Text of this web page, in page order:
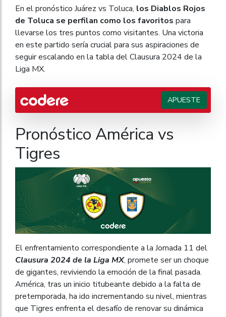
En el pronóstico Juárez vs Toluca, los Diablos Rojos
de Toluca se perfilan como los favoritos para
llevarse los tres puntos como visitantes. Una victoria
en este partido sería crucial para sus aspiraciones de
seguir escalando en la tabla del Clausura 2024 de la
Liga MX.
APUESTE
Pronóstico América vs
Tigres
El enfrentamiento correspondiente a la Jornada 11 del
Clausura 2024 de la Liga MX, promete ser un choque
de gigantes, reviviendo la emoción de la final pasada.
América, tras un inicio titubeante debido a la falta de
pretemporada, ha ido incrementando su nivel, mientras
que Tigres enfrenta el desafío de renovar su dinámica